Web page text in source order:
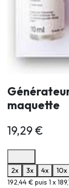
maquette
19,29€
2x
3x 4x
10x
Informations sur le
192,44 € puis 1 x